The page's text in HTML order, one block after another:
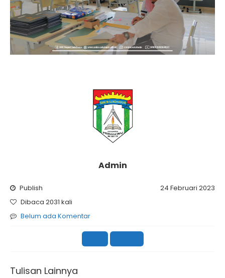
Admin
Publish
24 Februari 2023
Dibaca 2031 kali
Belum ada Komentar
Tulisan Lainnya